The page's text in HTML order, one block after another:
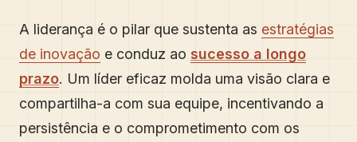
A liderança é o pilar que sustenta as estratégias
de inovação e conduz ao sucesso a longo
prazo. Um líder eficaz molda uma visão clara e
compartilha-a com sua equipe, incentivando a
persistência e o comprometimento com os